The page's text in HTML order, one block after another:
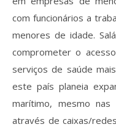
com funcionários a
menores de idade.
comprometer o
serviços de saúde
este país planeia
marítimo, mesmo
através de caixas/